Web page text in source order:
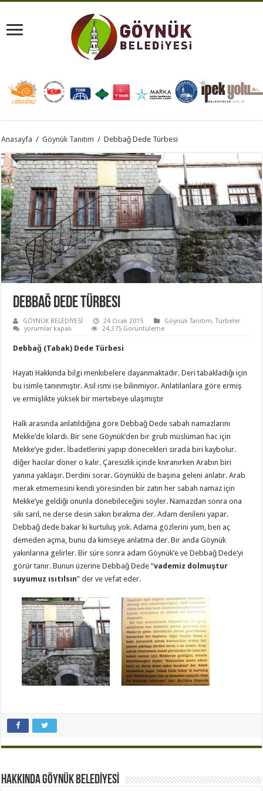
Anasayfa / Göynük Tanıtım / Debbağ Dede Türbesi
Debbağ Dede Türbesi
GÖYNÜK BELEDİYESİ 24 Ocak 2015 Göynük Tanıtım,Türbeler
Debbağ
Türbesi
için
yorumlar kapalı 24,375 Görüntüleme
Debbağ (Tabak) Dede Türbesi
Hayatı Hakkında bilgi menkıbelere dayanmaktadır. Deri tabakladığı için
bu isimle tanınmıştır. Asıl ismi ise bilinmiyor. Anlatılanlara göre ermiş
ve ermişlikte yüksek bir mertebeye ulaşmıştır
Halk arasında anlatıldığına göre Debbağ Dede sabah namazlarını
Mekke’de kılardı. Bir sene Göynük’den bir grub müslüman hac için
Mekke’ye gider. İbadetlerini yapıp dönecekleri sırada biri kaybolur.
diğer hacılar döner o kalır. Çaresizlik içinde kıvranırken Arabın biri
yanına yaklaşır. Derdini sorar. Göynüklü de başına geleni anlatır. Arab
merak etmemesini kendi yöresinden bir zatın her sabah namaz için
Mekke’ye geldiği onunla dönebileceğini söyler. Namazdan sonra ona
sıkı sarıl, ne derse desin sakın bırakma der. Adam denileni yapar.
Debbağ dede bakar ki kurtuluş yok. Adama gözlerini yum, ben aç
demeden açma, bunu da kimseye anlatma der. Bir anda Göynük
yakınlarına gelirler. Bir süre sonra adam Göynük’e ve Debbağ Dede’yi
görür tanır. Bunun üzerine Debbağ Dede ”vademiz dolmuştur
suyumuz ısıtılsın” der ve vefat eder.
Hakkında GÖYNÜK BELEDİYESİ